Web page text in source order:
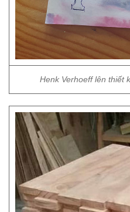
Henk Verhoeff lên thiết